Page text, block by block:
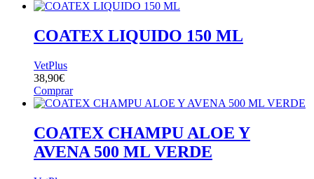
COATEX LIQUIDO 150 ML
VetPlus
38,90€
Comprar
COATEX CHAMPU ALOE Y
AVENA 500 ML VERDE